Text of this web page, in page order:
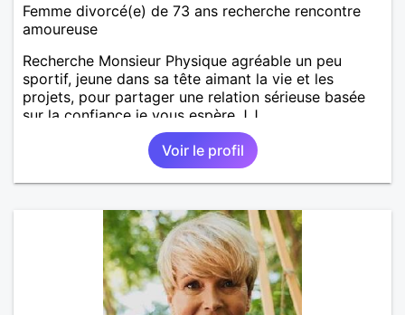
Femme divorcé(e) de 73 ans recherche rencontre
amoureuse
Recherche Monsieur Physique agréable un peu
sportif, jeune dans sa tête aimant la vie et les
projets, pour partager une relation sérieuse basée
sur la confiance je vous espère J.J
Voir le profil